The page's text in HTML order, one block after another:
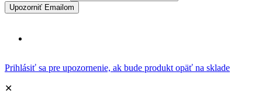
Upozorniť Emailom
Prihlásiť sa pre upozornenie, ak bude produkt opäť na sklade
✕